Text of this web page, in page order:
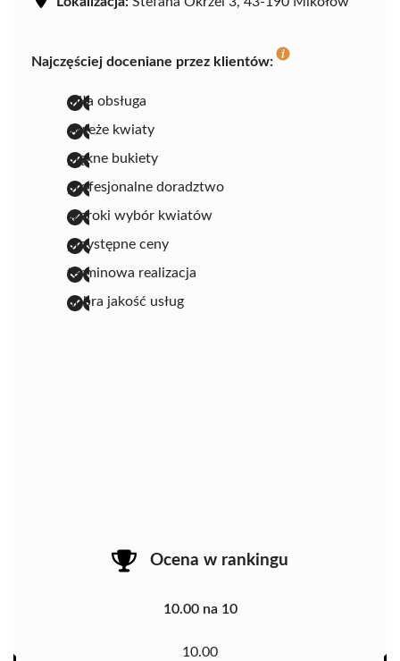
Najczęściej doceniane przez klientów:
miła obsługa
świeże kwiaty
piękne bukiety
profesjonalne doradztwo
szeroki wybór kwiatów
przystępne ceny
terminowa realizacja
dobra jakość usług
Ocena w rankingu
10.00 na 10
10.00